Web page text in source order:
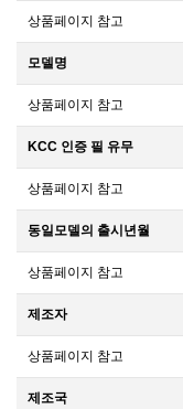
상품페이지 참고
모델명
상품페이지 참고
KCC 인증 필 유무
상품페이지 참고
동일모델의 출시년월
상품페이지 참고
제조자
상품페이지 참고
제조국